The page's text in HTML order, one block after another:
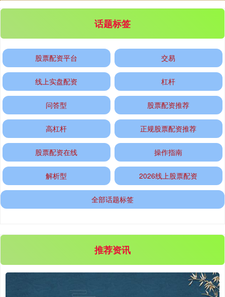
话题标签
股票配资平台 交易
线上实盘配资 杠杆
问答型 股票配资推荐
高杠杆 正规股票配资推荐
股票配资在线 操作指南
解析型 2026线上股票配资
全部话题标签
推荐资讯